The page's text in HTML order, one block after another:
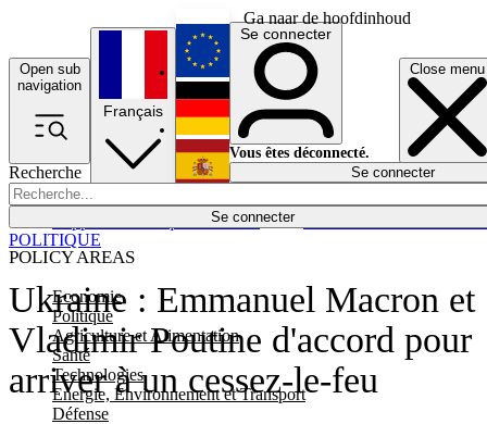
Ga naar de hoofdinhoud
Open sub
navigation
Close menu
Recherche
Se connecter
POLICY AREAS
Economie
Politique
Agriculture et Alimentation
Santé
Technologies
Energie, Environnement et Transport
Défense
Économie
Français
English
Deutsch
Español
Se connecter
Vous êtes déconnecté.
Se connecter
Ukraine : Emmanuel Macron et
Vladimir Poutine d'accord pour
arriver à un cessez-le-feu
POLITIQUE